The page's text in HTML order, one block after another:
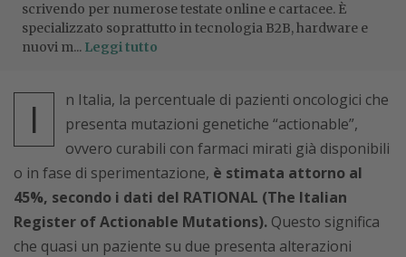
scrivendo per numerose testate online e cartacee. È
specializzato soprattutto in tecnologia B2B, hardware e
nuovi m... Leggi tutto
I
n Italia, la percentuale di pazienti oncologici che
presenta mutazioni genetiche “actionable”,
ovvero curabili con farmaci mirati già disponibili
o in fase di sperimentazione, è stimata attorno al
45%, secondo i dati del RATIONAL (The Italian
Register of Actionable Mutations). Questo significa
che quasi un paziente su due presenta alterazioni